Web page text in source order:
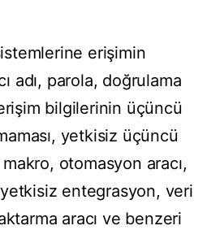
erişimin
adı, parola, doğrulama
bilgilerinin üçüncü
yetkisiz üçüncü
otomasyon aracı,
entegrasyon, veri
aracı ve benzeri